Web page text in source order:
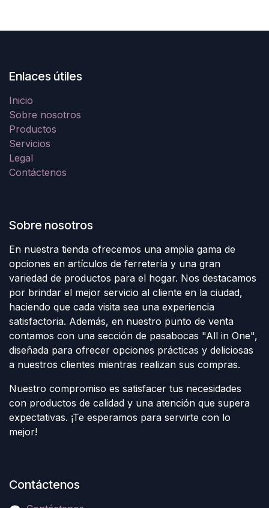
Enlaces útiles
Inicio
Sobre nosotros
Productos
Servicios
Legal
Contáctenos
Sobre nosotros
En nuestra tienda ofrecemos una amplia gama de
opciones en artículos de ferretería y una gran
variedad de productos para el hogar. Nos destacamos
por brindar el mejor servicio al cliente en la ciudad,
haciendo que cada visita sea una experiencia
satisfactoria. Además, en nuestro punto de venta
contamos con una sección de pasabocas "All in One",
diseñada para ofrecer opciones prácticas y deliciosas
a nuestros clientes mientras realizan sus compras.
Nuestro compromiso es satisfacer tus necesidades
con productos de calidad y una atención que supera
expectativas. ¡Te esperamos para servirte con lo
mejor!
Contáctenos